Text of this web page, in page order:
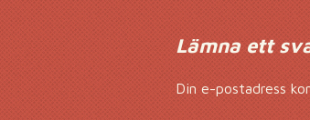
Lämna ett
Din e-postadress